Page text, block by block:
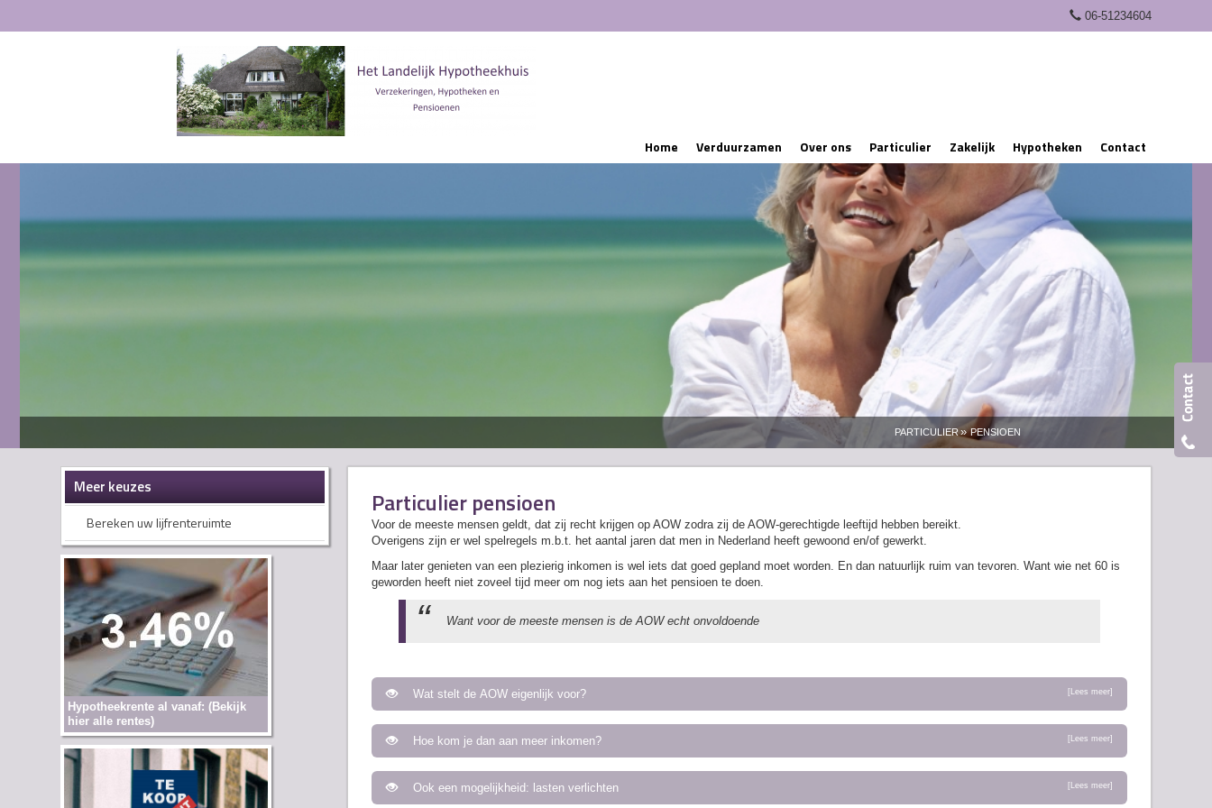
06-51234604
Home Verduurzamen Over ons Particulier Zakelijk Hypotheken Contact
PARTICULIER» PENSIOEN
Meer keuzes
Bereken uw lijfrenteruimte
Hypotheekrente al vanaf: (Bekijk
hier alle rentes)
Particulier pensioen
Voor de meeste mensen geldt, dat zij recht krijgen op AOW zodra zij de AOW-gerechtigde leeftijd hebben bereikt.
Overigens zijn er wel spelregels m.b.t. het aantal jaren dat men in Nederland heeft gewoond en/of gewerkt.
Maar later genieten van een plezierig inkomen is wel iets dat goed gepland moet worden. En dan natuurlijk ruim van tevoren. Want wie net 60 is
geworden heeft niet zoveel tijd meer om nog iets aan het pensioen te doen.
Want voor de meeste mensen is de AOW echt onvoldoende
Wat stelt de AOW eigenlijk voor? [Lees meer]
Hoe kom je dan aan meer inkomen? [Lees meer]
Ook een mogelijkheid: lasten verlichten [Lees meer]